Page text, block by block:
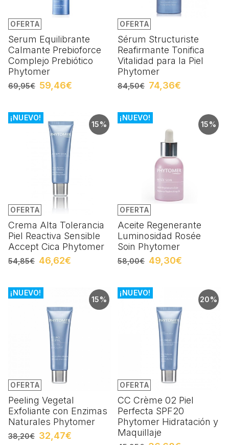
OFERTA
Serum Equilibrante
Calmante Prebioforce
Complejo Prebiótico
Phytomer
69,95€ 59,46€
OFERTA
Sérum Structuriste
Reafirmante Tonifica
Vitalidad para la Piel
Phytomer
84,50€ 74,36€
15%
OFERTA
¡NUEVO!
Crema Alta Tolerancia
Piel Reactiva Sensible
Accept Cica Phytomer
54,85€ 46,62€
15%
OFERTA
¡NUEVO!
Aceite Regenerante
Luminosidad Rosée
Soin Phytomer
58,00€ 49,30€
15%
OFERTA
¡NUEVO!
Peeling Vegetal
Exfoliante con Enzimas
Naturales Phytomer
38,20€ 32,47€
20%
OFERTA
¡NUEVO!
CC Crème 02 Piel
Perfecta SPF20
Phytomer Hidratación y
Maquillaje